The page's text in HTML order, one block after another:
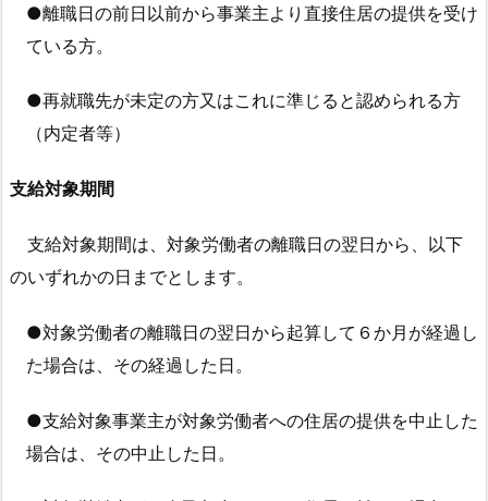
●離職日の前日以前から事業主より直接住居の提供を受け
ている方。
●再就職先が未定の方又はこれに準じると認められる方
（内定者等）
支給対象期間
支給対象期間は、対象労働者の離職日の翌日から、以下
のいずれかの日までとします。
●対象労働者の離職日の翌日から起算して６か月が経過し
た場合は、その経過した日。
●支給対象事業主が対象労働者への住居の提供を中止した
場合は、その中止した日。